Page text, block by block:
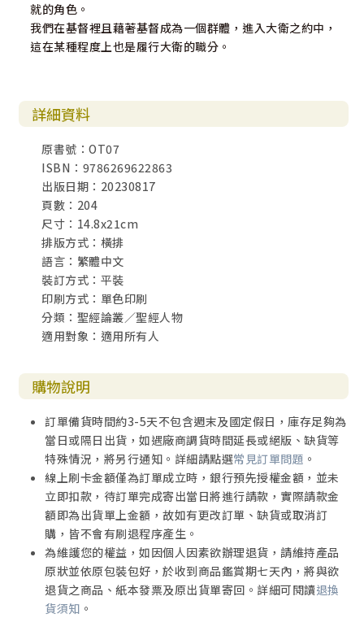
就的角色。
我們在基督裡且藉著基督成為一個群體，進入大衛之約中，
這在某種程度上也是履行大衛的職分。
詳細資料
原書號：OT07
ISBN：9786269622863
出版日期：20230817
頁數：204
尺寸：14.8x21cm
排版方式：橫排
語言：繁體中文
裝訂方式：平裝
印刷方式：單色印刷
分類：聖經論叢／聖經人物
適用對象：適用所有人
購物說明
訂單備貨時間約3-5天不包含週末及國定假日，庫存足夠為
當日或隔日出貨，如遇廠商調貨時間延長或絕版、缺貨等
特殊情況，將另行通知。詳細請點選常見訂單問題 。
線上刷卡金額僅為訂單成立時，銀行預先授權金額，並未
立即扣款，待訂單完成寄出當日將進行請款，實際請款金
額即為出貨單上金額，故如有更改訂單、缺貨或取消訂
購，皆不會有刷退程序產生。
為維護您的權益，如因個人因素欲辦理退貨，請維持產品
原狀並依原包裝包好，於收到商品鑑賞期七天內，將與欲
退貨之商品、紙本發票及原出貨單寄回。詳細可閱讀退換
貨須知 。